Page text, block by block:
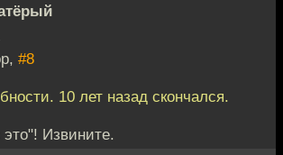
#8
10 лет назад скончался.
Извините.